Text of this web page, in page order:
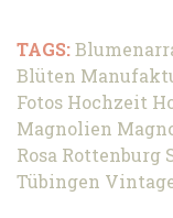
TAGS:
Blüten
Fotos Hochzeit
Magnolien
Rosa Rottenburg
Tübingen